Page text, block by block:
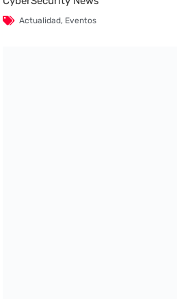
Actualidad, Eventos